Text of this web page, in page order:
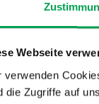
Webseite
verwenden
die Zugriffe auf